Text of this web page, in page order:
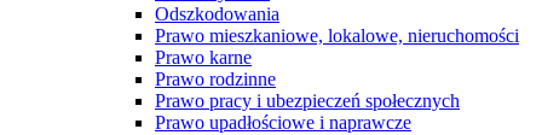
Odszkodowania
Prawo mieszkaniowe, lokalowe, nieruchomości
Prawo karne
Prawo rodzinne
Prawo pracy i ubezpieczeń społecznych
Prawo upadłościowe i naprawcze